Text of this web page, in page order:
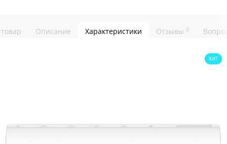
Описание Характеристики Отзывы 0
ХИТ